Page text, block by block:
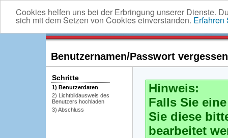
Cookies helfen uns bei der Erbringung unserer Dienste.
sich mit dem Setzen von Cookies einverstanden. Erfahren
Benutzernamen/Passwort
Schritte
1) Benutzerdaten
2) Lichtbildausweis des
Benutzers hochladen
3) Abschluss
Hinweis:
Falls Sie
Sie diese
bearbeitet